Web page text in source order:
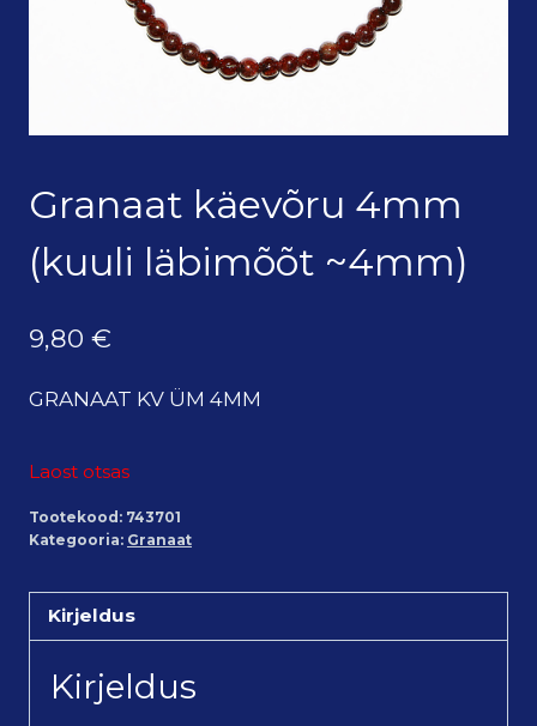
Granaat käevõru 4mm
(kuuli läbimõõt ~4mm)
9,80 €
GRANAAT KV ÜM 4MM
Laost otsas
Tootekood: 743701
Kategooria: Granaat
Kirjeldus
Kirjeldus